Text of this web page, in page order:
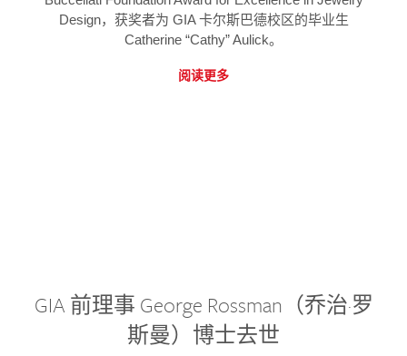
Design，获奖者为 GIA 卡尔斯巴德校区的毕业生
Catherine “Cathy” Aulick。
阅读更多
GIA 前理事 George Rossman（乔治·罗
斯曼）博士去世